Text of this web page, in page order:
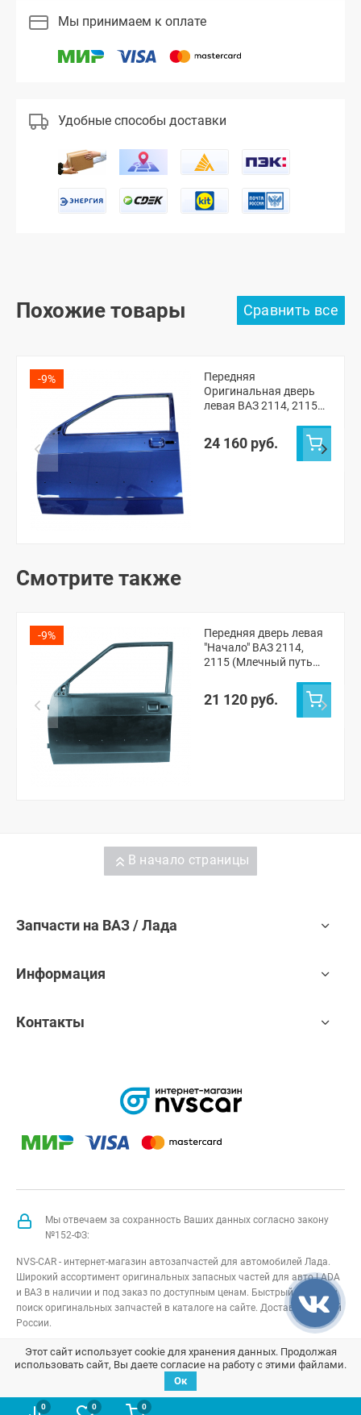
0 0 0
Мы принимаем к оплате
Удобные способы доставки
Похожие товары
-9%
Передняя
Оригинальная дверь
левая ВАЗ 2114, 2115
24 160 руб.
Смотрите также
-9%
Передняя дверь левая
"Начало" ВАЗ 2114,
2115 (Млечный путь
21 120 руб.
В начало страницы
Запчасти на ВАЗ / Лада
Информация
Контакты
Мы отвечаем за сохранность Ваших данных согласно закону
№152-ФЗ:
NVS-CAR - интернет-магазин автозапчастей для автомобилей Лада.
Широкий ассортимент оригинальных запасных частей для авто LADA
и ВАЗ в наличии и под заказ по доступным ценам. Быстрый подбор и
поиск оригинальных запчастей в каталоге на сайте. Доставка по всей
России.
NVS-CAR© 2014 –2026Все права защищеныкарта сайта;
Договор оферта; Политика конфиденциальности
Этот сайт использует cookie для хранения данных. Продолжая
использовать сайт, Вы даете согласие на работу с этими файлами.
Ок